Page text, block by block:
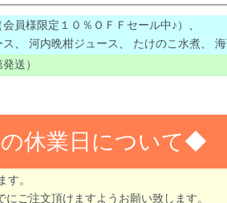
員様限定１０％ＯＦＦセール中♪） 、
、 河内晩柑ジュース、 たけのこ水煮、
送）
休業日について
。
ご注文頂けますようお願い致します。